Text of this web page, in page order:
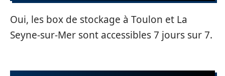
Oui, les box de stockage à Toulon et La
Seyne-sur-Mer sont accessibles 7 jours sur 7.